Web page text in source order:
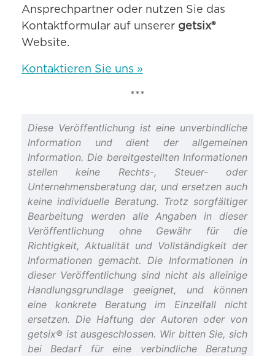
Ansprechpartner oder nutzen Sie das
Kontaktformular auf unserer getsix®
Website.
Kontaktieren Sie uns »
***
Diese Veröffentlichung ist eine unverbindliche
Information und dient der allgemeinen
Information. Die bereitgestellten Informationen
stellen keine Rechts-, Steuer- oder
Unternehmensberatung dar, und ersetzen auch
keine individuelle Beratung. Trotz sorgfältiger
Bearbeitung werden alle Angaben in dieser
Veröffentlichung ohne Gewähr für die
Richtigkeit, Aktualität und Vollständigkeit der
Informationen gemacht. Die Informationen in
dieser Veröffentlichung sind nicht als alleinige
Handlungsgrundlage geeignet, und können
eine konkrete Beratung im Einzelfall nicht
ersetzen. Die Haftung der Autoren oder von
getsix® ist ausgeschlossen. Wir bitten Sie, sich
bei Bedarf für eine verbindliche Beratung